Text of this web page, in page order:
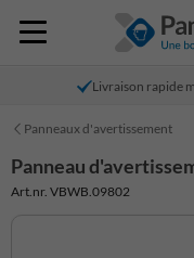
Livraison rapide
Panneaux d'avertissement
Panneau
Art.nr. VBWB.09802